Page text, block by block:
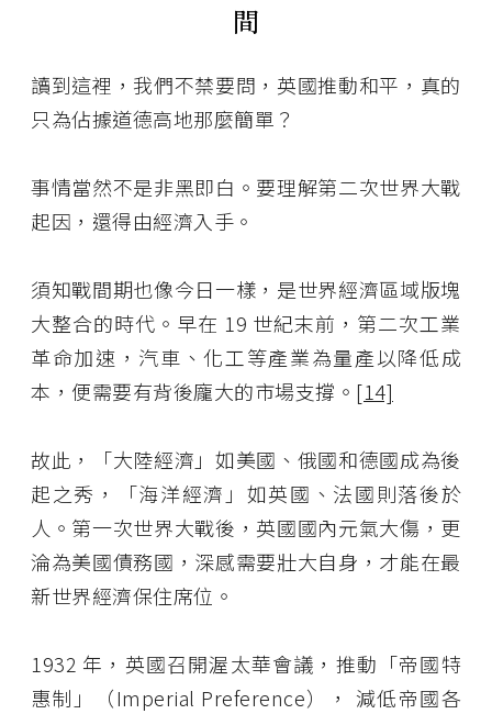
間
讀到這裡，我們不禁要問，英國推動和平，真的
只為佔據道德高地那麼簡單？
事情當然不是非黑即白。要理解第二次世界大戰
起因，還得由經濟入手。
須知戰間期也像今日一樣，是世界經濟區域版塊
大整合的時代。早在 19 世紀末前，第二次工業
革命加速，汽車、化工等產業為量產以降低成
本，便需要有背後龐大的市場支撐。 [14]
故此，「大陸經濟」如美國、俄國和德國成為後
起之秀，「海洋經濟」如英國、法國則落後於
人。第一次世界大戰後，英國國內元氣大傷，更
淪為美國債務國，深感需要壯大自身，才能在最
新世界經濟保住席位。
1932 年，英國召開渥太華會議，推動「帝國特
惠制」（Imperial Preference）， 減低帝國各